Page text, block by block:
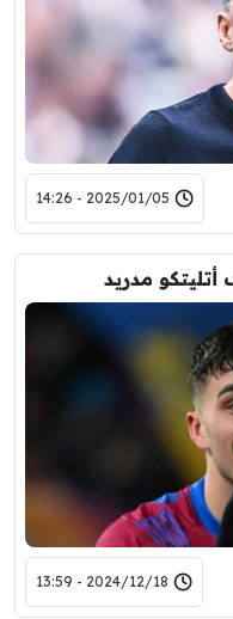
2025/01/05 - 14:26
مدريد
2024/12/18 - 13:59